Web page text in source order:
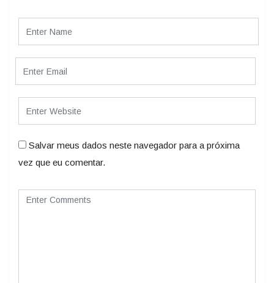
Salvar meus dados neste navegador para a próxima
vez que eu comentar.